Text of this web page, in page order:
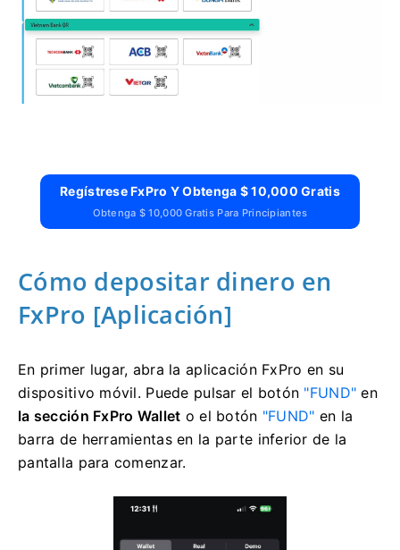
Regístrese FxPro Y Obtenga $ 10,000 Gratis
Obtenga $ 10,000 Gratis Para Principiantes
Cómo depositar dinero en
FxPro [Aplicación]
En primer lugar, abra la aplicación FxPro en su
dispositivo móvil. Puede pulsar el botón "FUND" en
la sección FxPro Wallet o el botón "FUND" en la
barra de herramientas en la parte inferior de la
pantalla para comenzar.